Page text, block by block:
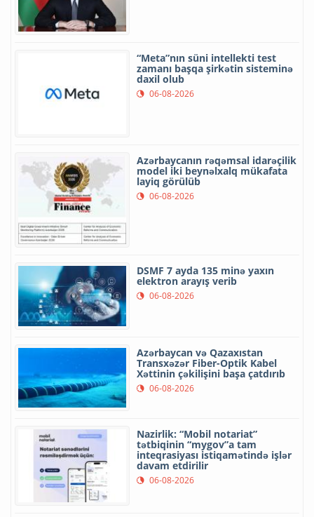
“Meta”nın süni intellekti test
zamanı başqa şirkətin sisteminə
daxil olub
06-08-2026
Azərbaycanın rəqəmsal idarəçilik
model iki beynəlxalq mükafata
layiq görülüb
06-08-2026
DSMF 7 ayda 135 minə yaxın
elektron arayış verib
06-08-2026
Azərbaycan və Qazaxıstan
Transxəzər Fiber-Optik Kabel
Xəttinin çəkilişini başa çatdırıb
06-08-2026
Nazirlik: “Mobil notariat”
tətbiqinin “mygov”a tam
inteqrasiyası istiqamətində işlər
davam etdirilir
06-08-2026